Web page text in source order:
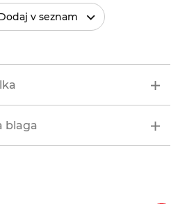
v seznam
blaga